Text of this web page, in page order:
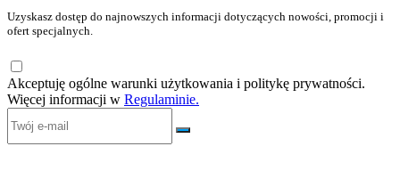
Uzyskasz dostęp do najnowszych informacji dotyczących nowości, promocji i
ofert specjalnych.
Akceptuję ogólne warunki użytkowania i politykę prywatności.
Więcej informacji w Regulaminie.